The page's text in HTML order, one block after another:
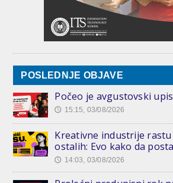
POSLEDNJE OBJAVE
Počeo je avgustovski
🕔 15:15, 03/08/2026
Kreativne industrije rastu
ostalih: Evo kako da
🕔 14:03, 03/08/2026